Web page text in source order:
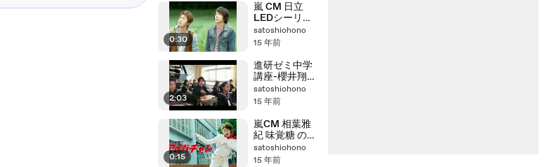
0:30
嵐 CM 日立
LEDシーリン
グライト
satoshiohono
15 年前
2:03
進研ゼミ中学
講座-櫻井翔
ＣＭまとめて
＋メイキング
satoshiohono
15 年前
0:15
嵐CM 相葉雅
紀 味覚糖 のど
飴戦士アイバ
チャン登場篇
satoshiohono
15 年前